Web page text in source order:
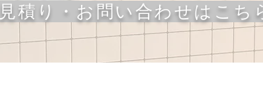
積り・お問い合わせはこち